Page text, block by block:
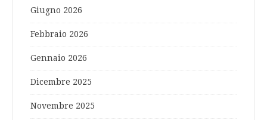
Giugno 2026
Febbraio 2026
Gennaio 2026
Dicembre 2025
Novembre 2025